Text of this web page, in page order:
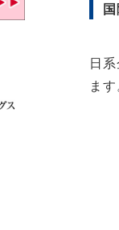
日
ます